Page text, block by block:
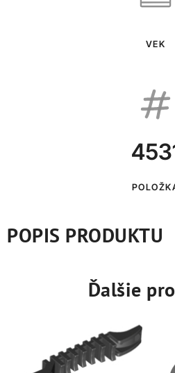
VEK
POPIS PRODUKTU
Ďalšie